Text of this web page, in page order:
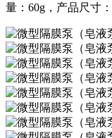
量：60g，产品尺寸